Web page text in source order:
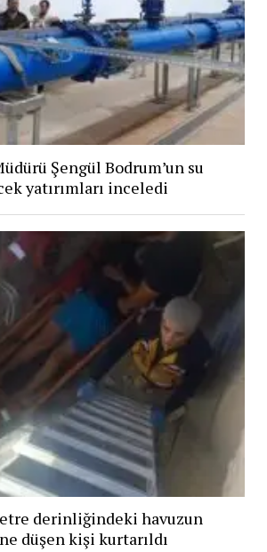
Şengül Bodrum’un su
yatırımları inceledi
derinliğindeki havuzun
düşen kişi kurtarıldı